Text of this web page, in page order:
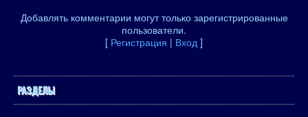
Добавлять комментарии могут только зарегистрированные
пользователи.
[ Регистрация | Вход ]
РАЗДЕЛЫ